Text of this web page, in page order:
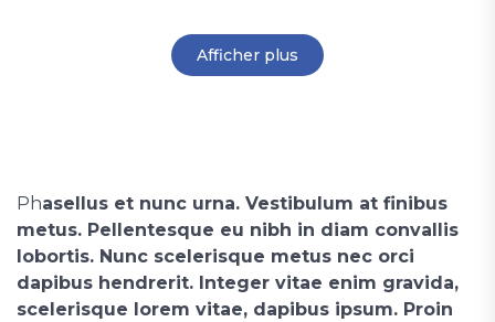
Afficher plus
Phasellus et nunc urna. Vestibulum at finibus
metus. Pellentesque eu nibh in diam convallis
lobortis. Nunc scelerisque metus nec orci
dapibus hendrerit. Integer vitae enim gravida,
scelerisque lorem vitae, dapibus ipsum. Proin